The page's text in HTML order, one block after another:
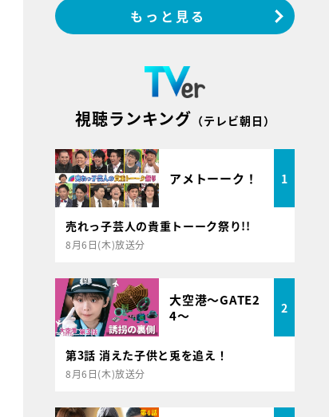
もっと見る
視聴ランキング （テレビ朝日）
アメトーーク！ 1
売れっ子芸人の貴重トーーク祭り!!
8月6日(木)放送分
大空港～GATE2
4～
2
第3話 消えた子供と兎を追え！
8月6日(木)放送分